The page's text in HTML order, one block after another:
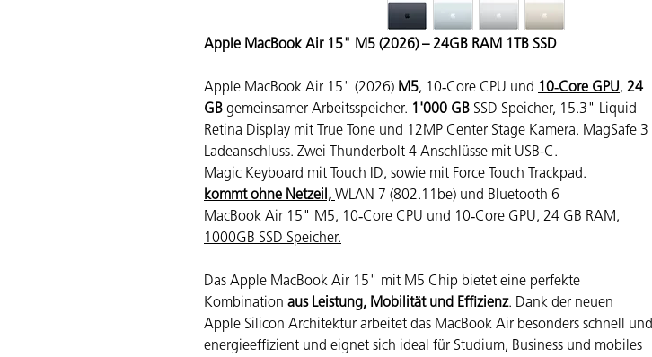
Apple MacBook Air 15" M5 (2026) – 24GB RAM 1TB SSD
Apple MacBook Air 15" (2026) M5, 10‑Core CPU und 10‑Core GPU, 24
GB gemeinsamer Arbeitsspeicher. 1'000 GB SSD Speicher, 15.3" Liquid
Retina Display mit True Tone und 12MP Center Stage Kamera. MagSafe 3
Ladeanschluss. Zwei Thunderbolt 4 Anschlüsse mit USB-C.
Magic Keyboard mit Touch ID, sowie mit Force Touch Trackpad.
kommt ohne Netzeil, WLAN 7 (802.11be) und Bluetooth 6
MacBook Air 15" M5, 10‑Core CPU und 10‑Core GPU, 24 GB RAM,
1000GB SSD Speicher.
Das Apple MacBook Air 15" mit M5 Chip bietet eine perfekte
Kombination aus Leistung, Mobilität und Effizienz. Dank der neuen
Apple Silicon Architektur arbeitet das MacBook Air besonders schnell und
energieeffizient und eignet sich ideal für Studium, Business und mobiles